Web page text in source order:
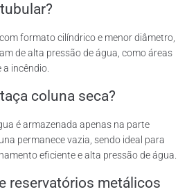
formato cilíndrico e menor diâmetro,
de alta pressão de água, como áreas
incêndio.
coluna seca?
é armazenada apenas na parte
permanece vazia, sendo ideal para
eficiente e alta pressão de água.
reservatórios metálicos